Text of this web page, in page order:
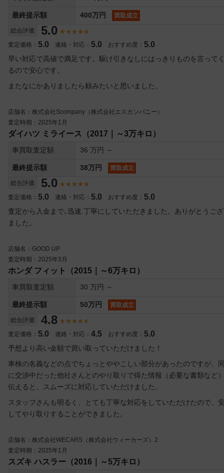
最終提示額 400万円 買取成立
総合評価 5.0
査定価格： 5.0 連絡・対応： 5.0 おすすめ度： 5.0
早い対応で高値で満足です。駆け引きなしにはっきりものを言って
るので安心です。
またなにかありましたら頼みたいと思いました。
店舗名：株式会社Scompany（株式会社エスカンパニー）
査定時期：2025年1月
ダイハツ ミライース（2017｜～3万キロ）
車買取査定額 36 万円 ～
最終提示額 38万円 買取成立
総合評価 5.0
査定価格： 5.0 連絡・対応： 5.0 おすすめ度： 5.0
査定から入金まで､迅速.丁寧にしていただきました。ありがとうご
ました。
店舗名：GOOD UP
査定時期：2025年3月
ホンダ フィット（2015｜～6万キロ）
車買取査定額 30 万円 ～
最終提示額 50万円 買取成立
総合評価 4.8
査定価格： 5.0 連絡・対応： 4.5 おすすめ度： 5.0
予想より高い金額で買い取っていただけました！
車検の名義などの点でちょっとややこしい部分があったのですが、
に交渉中だった他社さんとのやり取りで得た情報（必要な書類など
伝えると、スムーズに対応していただけました。
スタッフさんも明るく、とても丁寧な対応をしていただけたので、
してやり取りすることができました。
店舗名：株式会社WECARS（株式会社ウィーカーズ）2
査定時期：2025年1月
スズキ ハスラー（2016｜～5万キロ）